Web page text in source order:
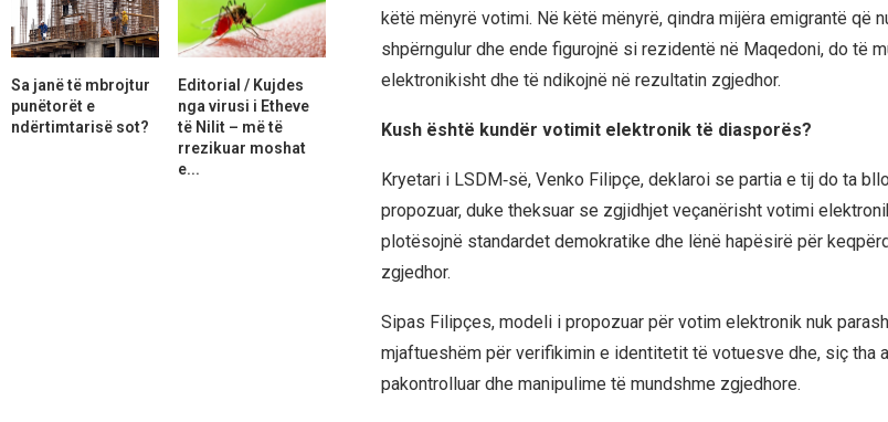
këtë mënyrë votimi. Në këtë mënyrë, qindra mijëra emigrantë që
shpërngulur dhe ende figurojnë si rezidentë në Maqedoni, do të
elektronikisht dhe të ndikojnë në rezultatin zgjedhor.
Kush është kundër votimit elektronik të diasporës?
Kryetari i LSDM‑së, Venko Filipçe, deklaroi se partia e tij do ta
propozuar, duke theksuar se zgjidhjet veçanërisht votimi
plotësojnë standardet demokratike dhe lënë hapësirë për
zgjedhor.
Sipas Filipçes, modeli i propozuar për votim elektronik nuk
mjaftueshëm për verifikimin e identitetit të votuesve dhe, siç tha
pakontrolluar dhe manipulime të mundshme zgjedhore.
Sa janë të mbrojtur
punëtorët e
ndërtimtarisë sot?
Editorial / Kujdes
nga virusi i Etheve
të Nilit – më të
rrezikuar moshat
e...